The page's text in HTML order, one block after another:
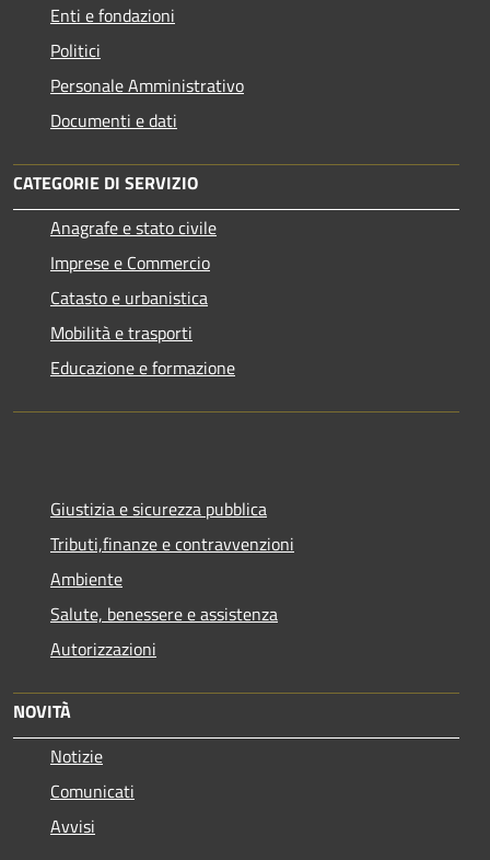
Enti e fondazioni
Politici
Personale Amministrativo
Documenti e dati
CATEGORIE DI SERVIZIO
Anagrafe e stato civile
Imprese e Commercio
Catasto e urbanistica
Mobilità e trasporti
Educazione e formazione
Giustizia e sicurezza pubblica
Tributi,finanze e contravvenzioni
Ambiente
Salute, benessere e assistenza
Autorizzazioni
NOVITÀ
Notizie
Comunicati
Avvisi